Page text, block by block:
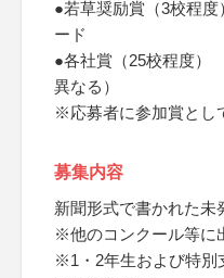
●若草奨励賞（3校程
ード
●各社賞（25校程度）
異なる）
※応募者に参加賞とし
募集内容
新聞形式で書かれた未
※他のコンクール等に
※1・2年生および特別